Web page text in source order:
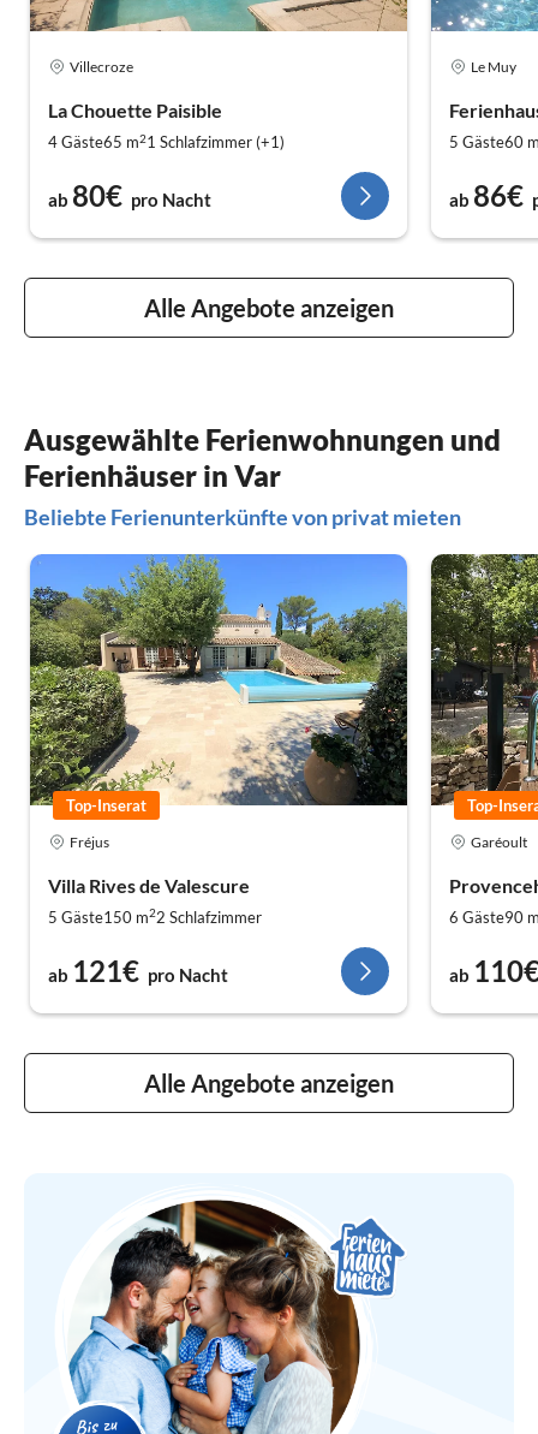
Villecroze
La Chouette Paisible
4 Gäste65 m21 Schlafzimmer (+1)
ab 80€ pro Nacht
Le Muy
5 Gäste60
ab 86€
Alle Angebote anzeigen
Ausgewählte Ferienwohnungen und
Ferienhäuser in Var
Beliebte Ferienunterkünfte von privat mieten
Fréjus
Villa Rives de Valescure
5 Gäste150 m22 Schlafzimmer
ab 121€ pro Nacht
Top-Inserat
Garéoult
6 Gäste90
ab
Top-
Alle Angebote anzeigen